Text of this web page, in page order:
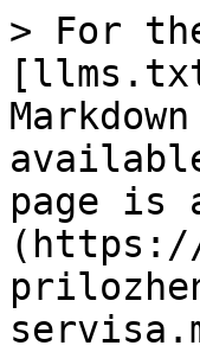
> For
page is
(https://